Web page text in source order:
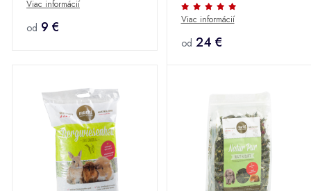
Viac informácií
od 9 € Viac informácií
od 24 €